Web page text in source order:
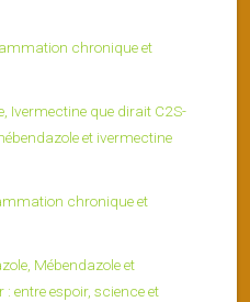
chronique et
Ivermectine que dirait C2S-
et ivermectine
chronique et
Mébendazole et
entre espoir, science et